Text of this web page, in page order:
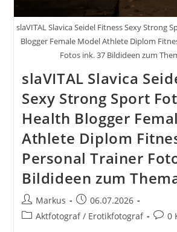
slaVITAL Slavica Seidel Fitness Sexy Strong
Blogger Female Model Athlete Diplom
Fotos ink. 37 Bildideen zum
slaVITAL Slavica
Sexy Strong Sport
Health Blogger
Athlete Diplom
Personal Trainer
Bildideen zum
Beitrags-
Autor:
Markus
Beitrag
veröffentlicht:
06.07.2026
Beitrags-
Aktfotograf / Erotikfotograf 0